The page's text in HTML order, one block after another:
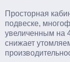
Просторная
подвеске,
увеличенным на
снижает